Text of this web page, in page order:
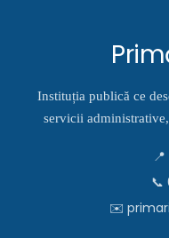
Instituția publică ce
servicii
📞
✉️